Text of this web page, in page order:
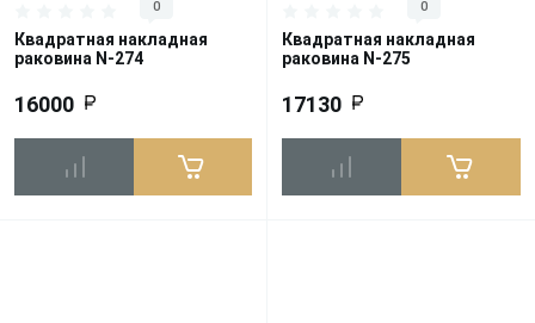
0
Квадратная накладная
раковина N-274
16000
0
Квадратная накладная
раковина N-275
17130